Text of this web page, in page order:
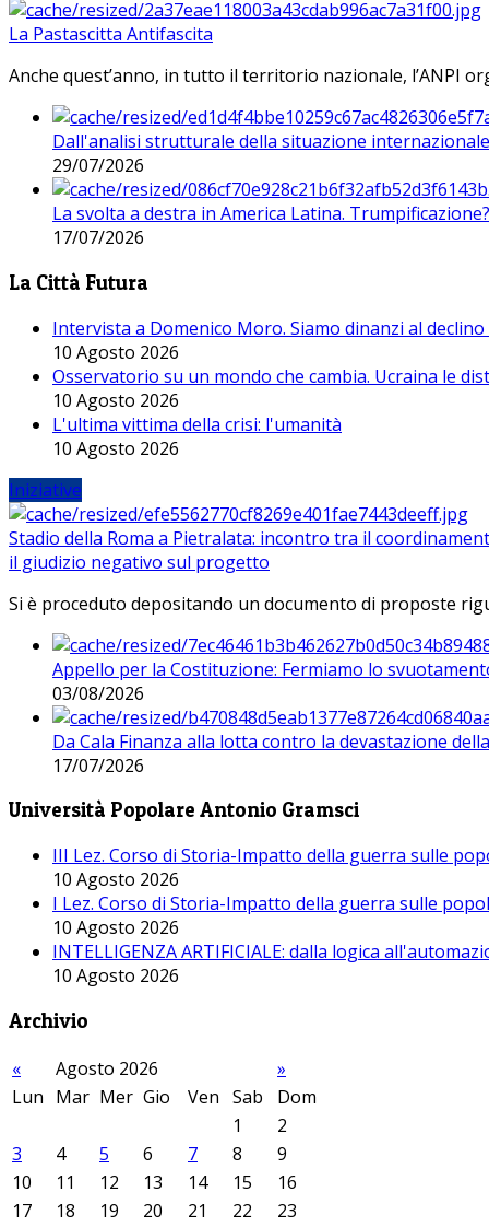
La Pastascitta Antifascita
Anche quest’anno, in tutto il territorio nazionale, l’ANPI
Dall'analisi strutturale della situazione
29/07/2026
La svolta a destra in America Latina. Trumpificazione?
17/07/2026
La Città Futura
Intervista a Domenico Moro. Siamo dinanzi al declino
10 Agosto 2026
Osservatorio su un mondo che cambia. Ucraina le
10 Agosto 2026
L'ultima vittima della crisi: l'umanità
10 Agosto 2026
Iniziative
Stadio della Roma a Pietralata: incontro tra il
il giudizio negativo sul progetto
Si è proceduto depositando un documento di proposte
Appello per la Costituzione: Fermiamo lo
03/08/2026
Da Cala Finanza alla lotta contro la devastazione
17/07/2026
Università Popolare Antonio Gramsci
III Lez. Corso di Storia-Impatto della guerra sulle
10 Agosto 2026
I Lez. Corso di Storia-Impatto della guerra sulle
10 Agosto 2026
INTELLIGENZA ARTIFICIALE: dalla logica
10 Agosto 2026
Archivio
« Agosto 2026
»
Lun Mar Mer Gio Ven Sab
Dom
1
2
3
4 5 6 7 8
9
10
11 12 13 14 15
16
17
18 19 20 21 22 23